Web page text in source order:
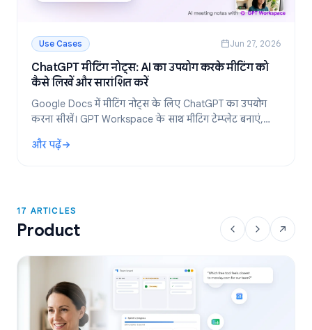
Use Cases Jun 27, 2026
ChatGPT मीटिंग नोट्स: AI का उपयोग करके मीटिंग को
कैसे लिखें और सारांशित करें
Google Docs में मीटिंग नोट्स के लिए ChatGPT का उपयोग
करना सीखें। GPT Workspace के साथ मीटिंग टेम्प्लेट बनाएं,
ट्रांसक्रिप्ट का सारांश निकालें और एक्शन आइटम तैयार करें।
और पढ़ें
: ChatGPT मीटिंग नोट्स: AI का उपयोग करके मीटिंग को कैसे लिखें और
17 ARTICLES
Product